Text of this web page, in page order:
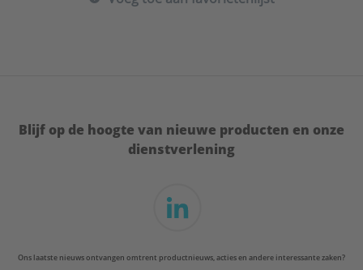
Blijf op de hoogte van nieuwe producten en onze
dienstverlening
Ons laatste nieuws ontvangen omtrent productnieuws, acties en andere interessante zaken?